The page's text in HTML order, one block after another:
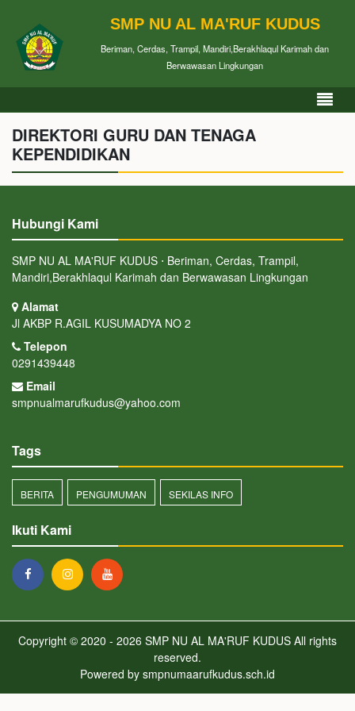
SMP NU AL MA'RUF KUDUS
Beriman, Cerdas, Trampil, Mandiri,Berakhlaqul Karimah dan
Berwawasan Lingkungan
DIREKTORI GURU DAN TENAGA
KEPENDIDIKAN
Hubungi Kami
SMP NU AL MA'RUF KUDUS ⋅ Beriman, Cerdas, Trampil,
Mandiri,Berakhlaqul Karimah dan Berwawasan Lingkungan
Alamat
Jl AKBP R.AGIL KUSUMADYA NO 2
Telepon
0291439448
Email
smpnualmarufkudus@yahoo.com
Tags
BERITA PENGUMUMAN SEKILAS INFO
Ikuti Kami
Copyright © 2020 - 2026 SMP NU AL MA'RUF KUDUS All rights
reserved.
Powered by smpnumaarufkudus.sch.id